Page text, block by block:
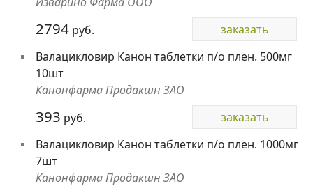
2794 руб.
заказать
Валацикловир Канон таблетки п/о плен. 500мг
10шт
Канонфарма Продакшн ЗАО
393 руб.
заказать
Валацикловир Канон таблетки п/о плен. 1000мг
7шт
Канонфарма Продакшн ЗАО